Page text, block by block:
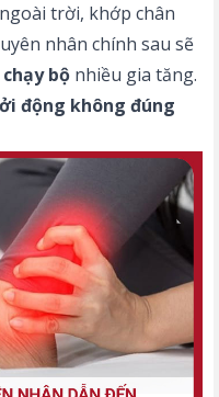
trời, khớp chân
nhân chính sau sẽ
bộ nhiều gia tăng.
động không đúng